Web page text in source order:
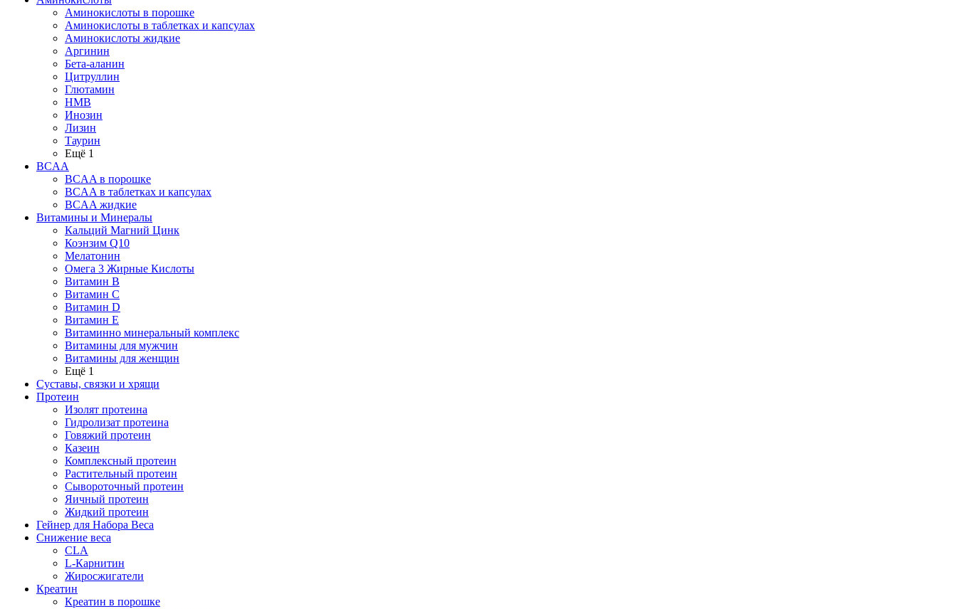
Аминокислоты в порошке
Аминокислоты в таблетках и капсулах
Аминокислоты жидкие
Аргинин
Бета-аланин
Цитруллин
Глютамин
HMB
Инозин
Лизин
Таурин
Ещё 1
BCAA
BCAA в порошке
BCAA в таблетках и капсулах
BCAA жидкие
Витамины и Минералы
Кальций Магний Цинк
Коэнзим Q10
Мелатонин
Омега 3 Жирные Кислоты
Витамин B
Витамин C
Витамин D
Витамин E
Витаминно минеральный комплекс
Витамины для мужчин
Витамины для женщин
Ещё 1
Суставы, связки и хрящи
Протеин
Изолят протеина
Гидролизат протеина
Говяжий протеин
Казеин
Комплексный протеин
Растительный протеин
Сывороточный протеин
Яичный протеин
Жидкий протеин
Гейнер для Набора Веса
Снижение веса
CLA
L-Карнитин
Жиросжигатели
Креатин
Креатин в порошке